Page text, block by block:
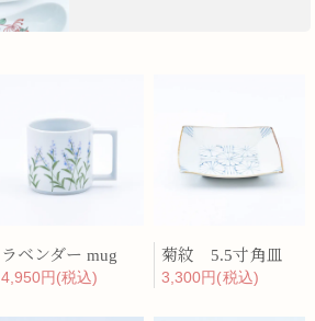
ラベンダー mug
4,950円(税込)
菊紋 5.5寸角皿
3,300円(税込)